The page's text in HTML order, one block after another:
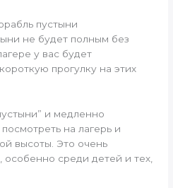
пустыни
не будет полным без
у вас будет
прогулку на этих
и медленно
на лагерь и
высоты. Это очень
особенно среди детей и тех,